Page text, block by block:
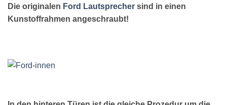
Die originalen Ford Lautsprecher sind in einen
Kunstoffrahmen angeschraubt!